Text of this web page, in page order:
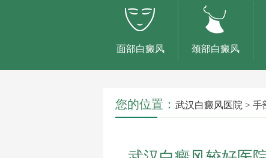
面部白癜风 颈部白癜风
您的位置： 武汉白癜风医院 > 手